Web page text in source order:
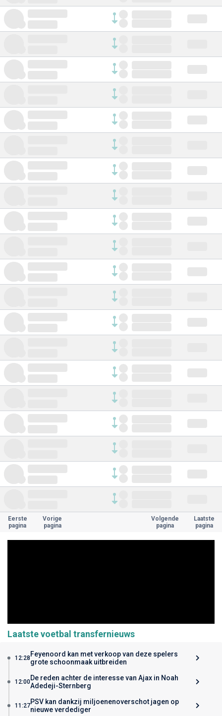
Eerste
pagina
Vorige
pagina
Volgende
pagina
Laatste
pagina
Laatste voetbal transfernieuws
12:28 Feyenoord kan met verkoop van deze spelers
grote schoonmaak uitbreiden
12:00De reden achter de interesse van Ajax in Noah
Adedeji-Sternberg
11:27PSV kan dankzij miljoenenoverschot jagen op
nieuwe verdediger